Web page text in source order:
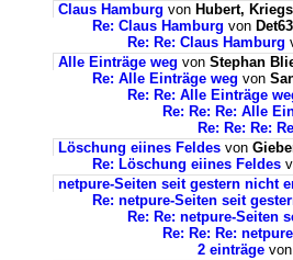
Claus Hamburg von Hubert,
Re: Claus Hamburg von Det63
Re: Re: Claus Hamburg
Alle Einträge weg von Stephan
Re: Alle Einträge weg von
Re: Re: Alle Einträge
Re: Re: Re: Alle
Re: Re: Re:
Löschung eiines Feldes von
Re: Löschung eiines Feldes
netpure-Seiten seit gestern nicht
Re: netpure-Seiten seit
Re: Re: netpure-Seiten
Re: Re: Re:
2 einträge von